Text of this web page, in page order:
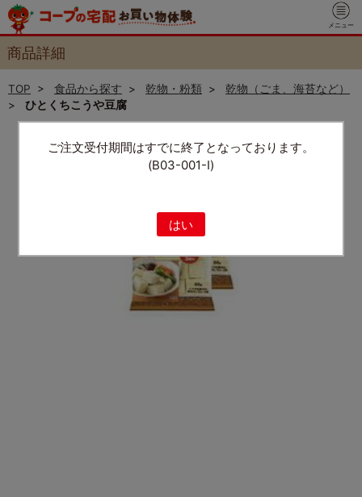
ご注文受付期間はすでに終了となっております。
(B03-001-I)
はい
メニュー
商品詳細
TOP > 食品から探す > 乾物・粉類 > 乾物（ごま、海苔など）
> ひとくちこうや豆腐